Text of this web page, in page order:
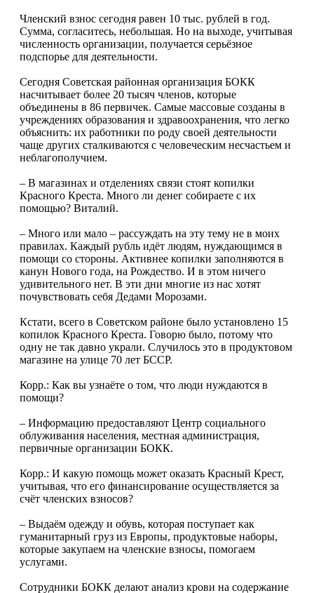
Членский взнос сегодня равен 10 тыс. рублей в год.
Сумма, согласитесь, небольшая. Но на выходе, учитывая
численность организации, получается серьёзное
подспорье для деятельности.
Сегодня Советская районная организация БОКК
насчитывает более 20 тысяч членов, которые
объединены в 86 первичек. Самые массовые созданы в
учрежде­ниях образования и здравоохранения, что легко
объяснить: их работники по роду своей деятельности
чаще других сталкиваются с человеческим несчастьем и
не­благополучием.
– В магазинах и отделениях связи стоят копилки
Красного Креста. Много ли денег собираете с их
помощью? Виталий.
– Много или мало – рассуждать на эту тему не в моих
правилах. Каждый рубль идёт людям, нуждающимся в
помощи со стороны. Активнее копилки заполняются в
канун Нового года, на Рождество. И в этом ничего
удивительного нет. В эти дни многие из нас хотят
почувствовать себя Дедами Морозами.
Кстати, всего в Советском районе было установлено 15
копилок Красного Креста. Говорю было, потому что
одну не так давно украли. Случилось это в продуктовом
магазине на улице 70 лет БССР.
Корр.: Как вы узнаёте о том, что люди нуждаются в
помощи?
– Информацию предоставляют Центр социального
облуживания населения, местная администрация,
первичные организации БОКК.
Корр.: И какую помощь может оказать Красный Крест,
учитывая, что его финансирование осуществляется за
счёт членских взносов?
– Выдаём одежду и обувь, которая поступает как
гуманитарный груз из Европы, продуктовые наборы,
которые закупаем на членские взносы, помогаем
услугами.
Сотрудники БОКК делают анализ крови на содержание